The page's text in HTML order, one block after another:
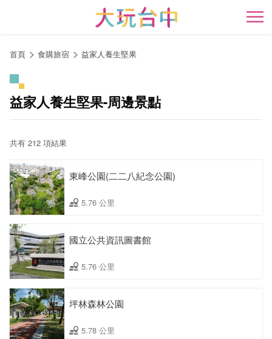
開
首頁 食購旅宿 益家人養生堅果
益家人養生堅果-周邊景點
共有 212 項結果
東峰公園(二二八紀念公園)
5.76 公里
國立公共資訊圖書館
5.76 公里
坪林森林公園
5.78 公里